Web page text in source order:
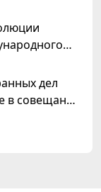
дел
в совещании
–